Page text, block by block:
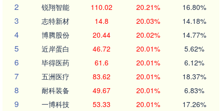
2 锐翔智能 110.02 20.21% 16.80%
3 志特新材 14.8 20.03% 14.18%
4 博腾股份 20.44 20.02% 14.77%
5 近岸蛋白 46.72 20.01% 5.62%
6 毕得医药 61.6 20.01% 6.12%
7 五洲医疗 83.62 20.01% 18.37%
8 耐科装备 49.67 20.01% 6.83%
9 一博科技 53.33 20.01% 17.26%